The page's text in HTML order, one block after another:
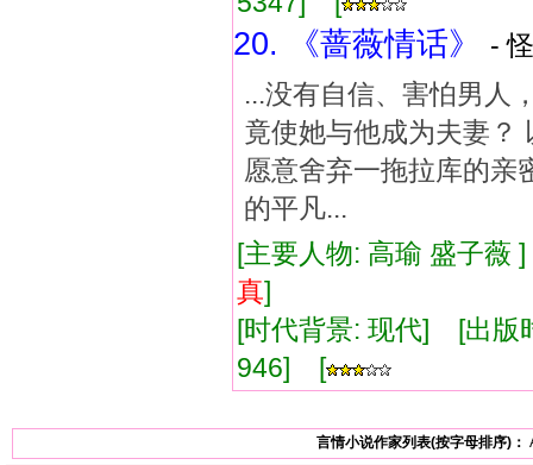
20. 《蔷薇情话》
-
...没有自信、害怕男人
竟使她与他成为夫妻？
愿意舍弃一拖拉库的亲
的平凡...
[主要人物: 高瑜 盛子
真]
[时代背景: 现代] [出
946] [
言情小说作家列表(按字母排序)：